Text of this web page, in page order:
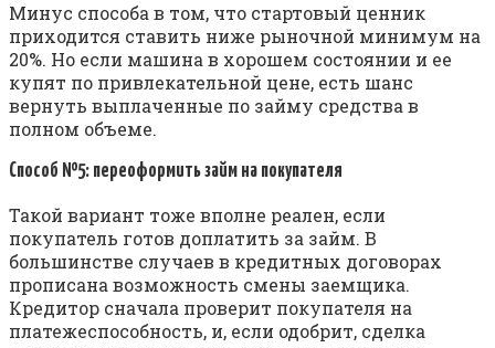
Минус способа в том, что стартовый ценник
приходится ставить ниже рыночной минимум на
20%. Но если машина в хорошем состоянии и ее
купят по привлекательной цене, есть шанс
вернуть выплаченные по займу средства в
полном объеме.
Способ №5: переоформить займ на покупателя
Такой вариант тоже вполне реален, если
покупатель готов доплатить за займ. В
большинстве случаев в кредитных договорах
прописана возможность смены заемщика.
Кредитор сначала проверит покупателя на
платежеспособность, и, если одобрит, сделка